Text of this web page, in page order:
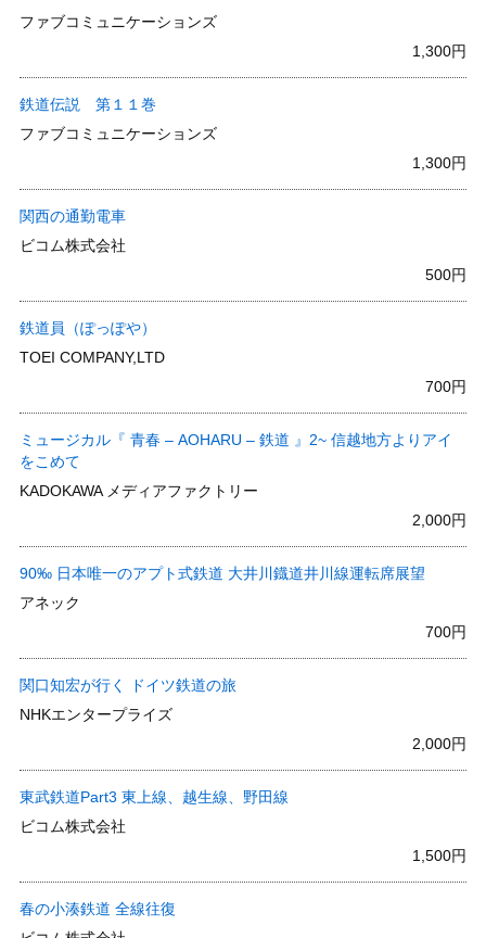
ファブコミュニケーションズ
1,300円
鉄道伝説 第１１巻
ファブコミュニケーションズ
1,300円
関西の通勤電車
ビコム株式会社
500円
鉄道員（ぽっぽや）
TOEI COMPANY,LTD
700円
ミュージカル『 青春 – AOHARU – 鉄道 』2~ 信越地方よりアイ
をこめて
KADOKAWA メディアファクトリー
2,000円
90‰ 日本唯一のアプト式鉄道 大井川鐡道井川線運転席展望
アネック
700円
関口知宏が行く ドイツ鉄道の旅
NHKエンタープライズ
2,000円
東武鉄道Part3 東上線、越生線、野田線
ビコム株式会社
1,500円
春の小湊鉄道 全線往復